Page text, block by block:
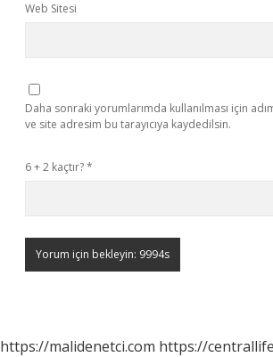
Web Sitesi
Daha sonraki yorumlarımda kullanılması için
ve site adresim bu tarayıcıya kaydedilsin.
6 + 2 kaçtır?*
https://malidenetci.com https://